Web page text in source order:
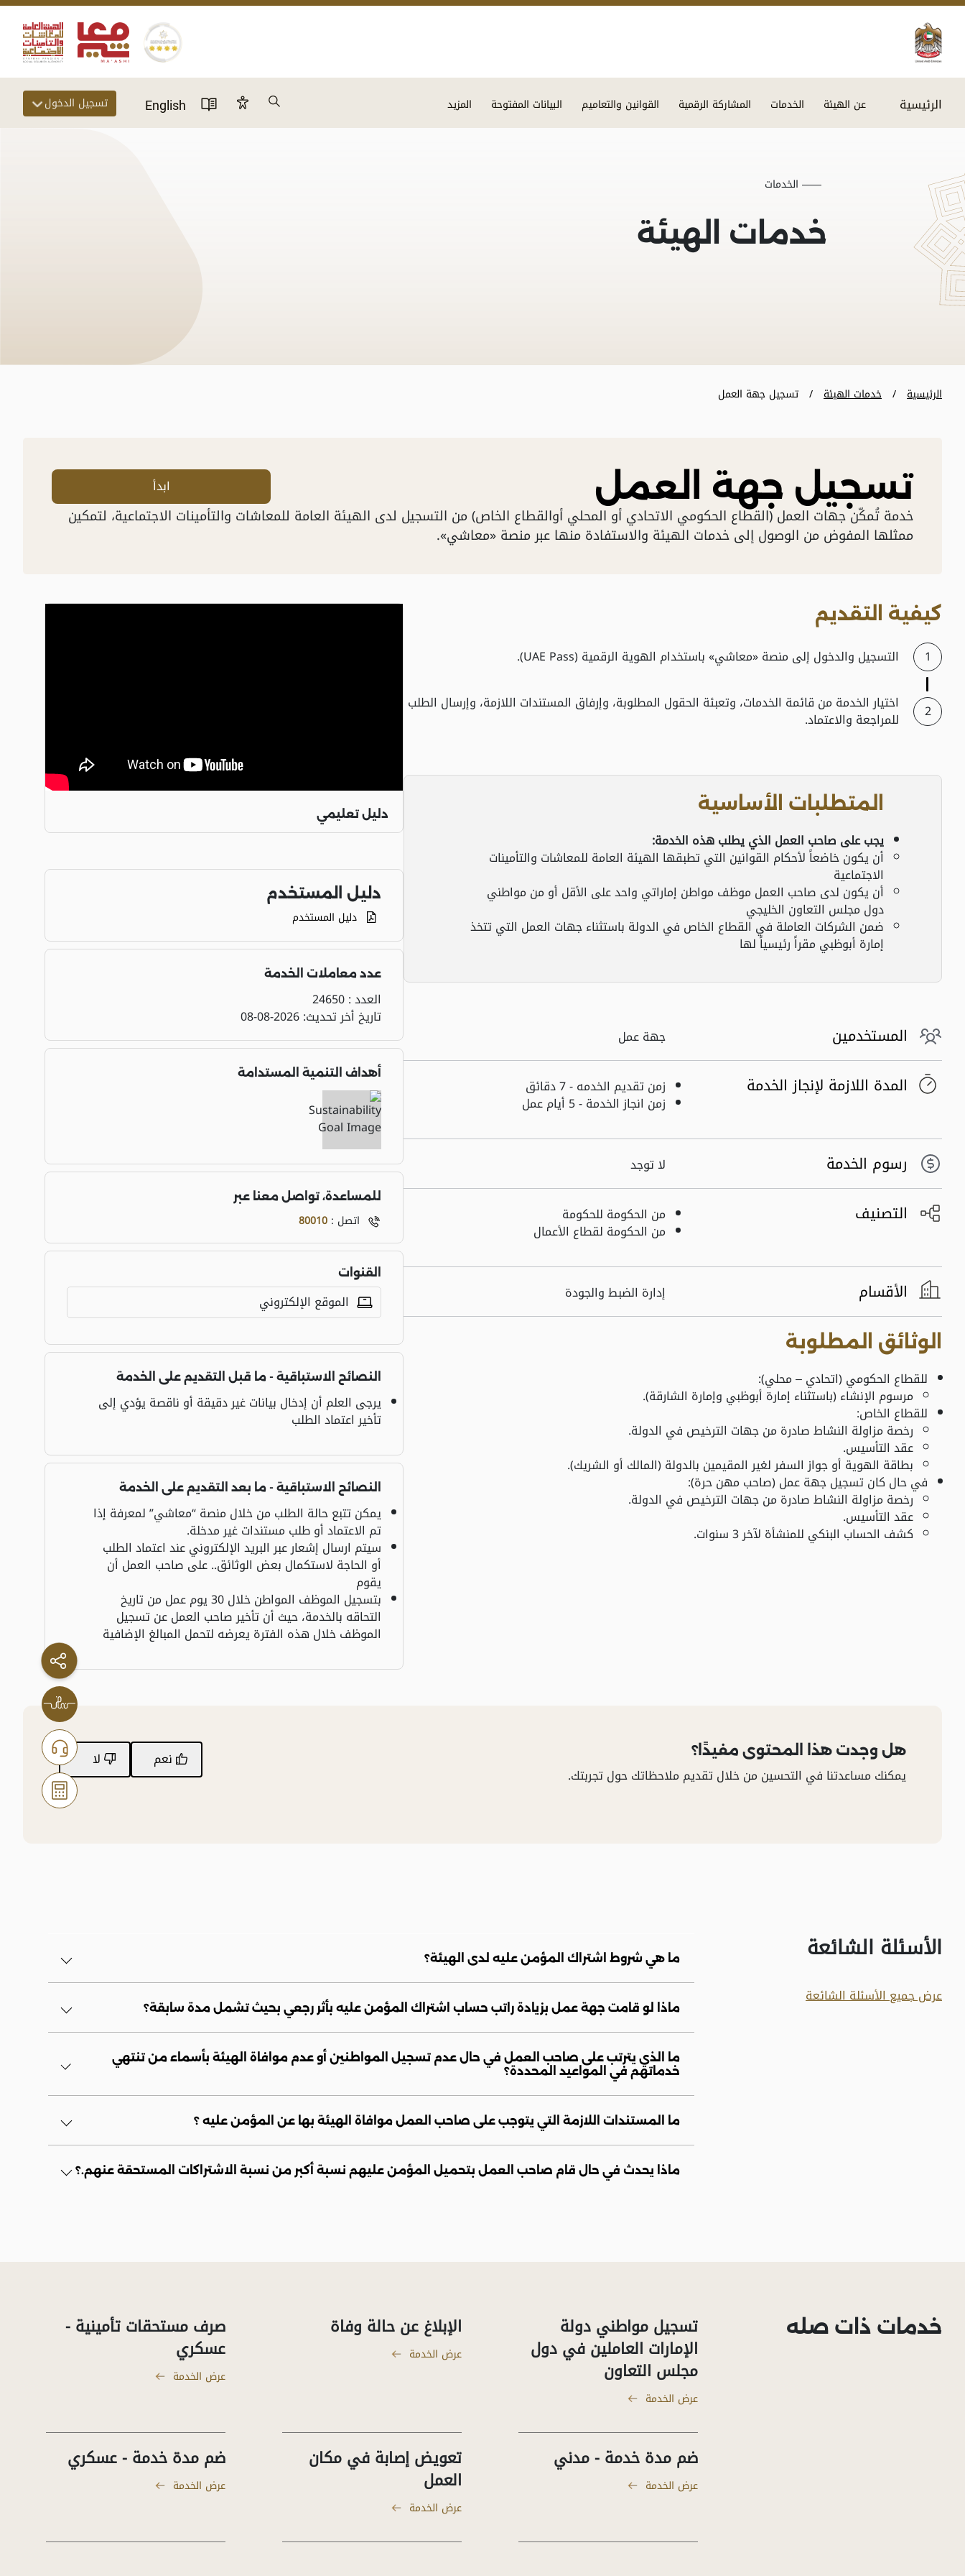
الرئيسية عن الهيئة الخدمات المشاركة الرقمية القوانين والتعاميم البيانات المفتوحة المزيد
Search
Accessibility Panel
User Directory
English تسجيل الدخول
الخدمات
خدمات الهيئة
الرئيسية خدمات الهيئة تسجيل جهة العمل
تسجيل جهة العمل ابدأ
خدمة تُمكّن جهات العمل (القطاع الحكومي الاتحادي أو المحلي أوالقطاع الخاص) من التسجيل لدى الهيئة العامة للمعاشات والتأمينات الاجتماعية، لتمكين
ممثلها المفوض من الوصول إلى خدمات الهيئة والاستفادة منها عبر منصة «معاشي».
كيفية التقديم
التسجيل والدخول إلى منصة «معاشي» باستخدام الهوية الرقمية (UAE Pass).
اختيار الخدمة من قائمة الخدمات، وتعبئة الحقول المطلوبة، وإرفاق المستندات اللازمة، وإرسال الطلب
للمراجعة والاعتماد.
المتطلبات الأساسية
يجب على صاحب العمل الذي يطلب هذه الخدمة:
أن يكون خاضعاً لأحكام القوانين التي تطبقها الهيئة العامة للمعاشات والتأمينات
الاجتماعية
أن يكون لدى صاحب العمل موظف مواطن إماراتي واحد على الأقل أو من مواطني
دول مجلس التعاون الخليجي
ضمن الشركات العاملة في القطاع الخاص في الدولة باستثناء جهات العمل التي تتخذ
إمارة أبوظبي مقراً رئيسياً لها
المستخدمين جهة عمل
المدة اللازمة لإنجاز الخدمة زمن تقديم الخدمه - 7 دقائق
زمن انجاز الخدمة - 5 أيام عمل
رسوم الخدمة لا توجد
التصنيف من الحكومة للحكومة
من الحكومة لقطاع الأعمال
الأقسام إدارة الضبط والجودة
الوثائق المطلوبة
للقطاع الحكومي (اتحادي ‒ محلي):
مرسوم الإنشاء (باستثناء إمارة أبوظبي وإمارة الشارقة).
للقطاع الخاص:
رخصة مزاولة النشاط صادرة من جهات الترخيص في الدولة.
عقد التأسيس.
بطاقة الهوية أو جواز السفر لغير المقيمين بالدولة (المالك أو الشريك).
في حال كان تسجيل جهة عمل (صاحب مهن حرة):
رخصة مزاولة النشاط صادرة من جهات الترخيص في الدولة.
عقد التأسيس.
كشف الحساب البنكي للمنشأة لآخر 3 سنوات.
دليل تعليمي
دليل المستخدم
دليل المستخدم
عدد معاملات الخدمة
العدد :24650
تاريخ أخر تحديث:2026-08-08
أهداف التنمية المستدامة
للمساعدة، تواصل معنا عبر
اتصل : 80010
القنوات
الموقع الإلكتروني
النصائح الاستباقية - ما قبل التقديم على الخدمة
يرجى العلم أن إدخال بيانات غير دقيقة أو ناقصة يؤدي إلى
تأخير اعتماد الطلب
النصائح الاستباقية - ما بعد التقديم على الخدمة
يمكن تتبع حالة الطلب من خلال منصة “معاشي” لمعرفة إذا
تم الاعتماد أو طلب مستندات غير مدخلة.
سيتم ارسال إشعار عبر البريد الإلكتروني عند اعتماد الطلب
أو الحاجة لاستكمال بعض الوثائق.. على صاحب العمل أن
يقوم
بتسجيل الموظف المواطن خلال 30 يوم عمل من تاريخ
التحاقه بالخدمة، حيث أن تأخير صاحب العمل عن تسجيل
الموظف خلال هذه الفترة يعرضه لتحمل المبالغ الإضافية
هل وجدت هذا المحتوى مفيدًا؟
يمكنك مساعدتنا في التحسين من خلال تقديم ملاحظاتك حول تجربتك.
نعم لا
الأسئلة الشائعة
عرض جميع الأسئلة الشائعة
ما هي شروط اشتراك المؤمن عليه لدى الهيئة؟
ماذا لو قامت جهة عمل بزيادة راتب حساب اشتراك المؤمن عليه بأثر رجعي بحيث تشمل مدة سابقة؟
ما الذي يترتب على صاحب العمل في حال عدم تسجيل المواطنين أو عدم موافاة الهيئة بأسماء من تنتهي
خدماتهم في المواعيد المحددة؟
ما المستندات اللازمة التي يتوجب على صاحب العمل موافاة الهيئة بها عن المؤمن عليه ؟
ماذا يحدث في حال قام صاحب العمل بتحميل المؤمن عليهم نسبة أكبر من نسبة الاشتراكات المستحقة عنهم.؟
خدمات ذات صله تسجيل مواطني دولة
الإمارات العاملين في دول
مجلس التعاون
عرض الخدمة
الإبلاغ عن حالة وفاة
عرض الخدمة
صرف مستحقات تأمينية -
عسكري
عرض الخدمة
ضم مدة خدمة - مدني
عرض الخدمة
تعويض إصابة في مكان
العمل
عرض الخدمة
ضم مدة خدمة - عسكري
عرض الخدمة